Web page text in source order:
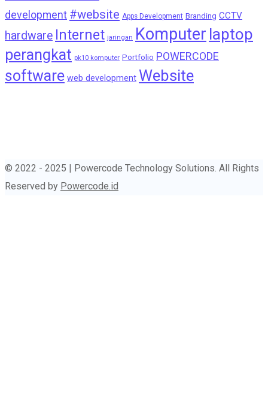
development #website Apps Development Branding CCTV
hardware Internet jaringan Komputer laptop
perangkat pk10 komputer Portfolio POWERCODE
software web development Website
© 2022 - 2025 | Powercode Technology Solutions. All Rights
Reserved by Powercode.id